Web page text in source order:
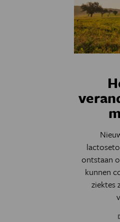
ontstaan
kunnen
ziektes